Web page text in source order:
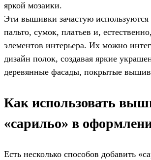
яркой мозаики.
Эти вышивки зачастую
пальто, сумок, платьев и,
элементов интерьера. Их можно
дизайн полок, создавая яркие
деревянные фасады, покрытые
Как использовать
«сарильо» в
Есть несколько способов добавить